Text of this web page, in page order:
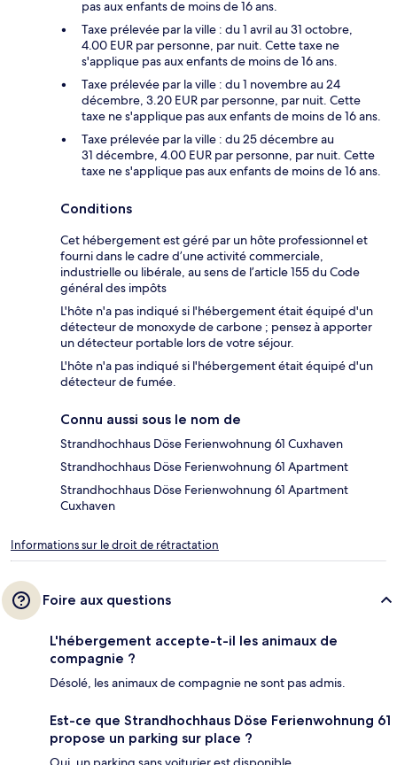
pas aux enfants de moins de 16 ans.
Taxe prélevée par la ville : du 1 avril au 31 octobre,
4.00 EUR par personne, par nuit. Cette taxe ne
s'applique pas aux enfants de moins de 16 ans.
Taxe prélevée par la ville : du 1 novembre au 24
décembre, 3.20 EUR par personne, par nuit. Cette
taxe ne s'applique pas aux enfants de moins de 16 ans.
Taxe prélevée par la ville : du 25 décembre au
31 décembre, 4.00 EUR par personne, par nuit. Cette
taxe ne s'applique pas aux enfants de moins de 16 ans.
Conditions
Cet hébergement est géré par un hôte professionnel et
fourni dans le cadre d’une activité commerciale,
industrielle ou libérale, au sens de l’article 155 du Code
général des impôts
L'hôte n'a pas indiqué si l'hébergement était équipé d'un
détecteur de monoxyde de carbone ; pensez à apporter
un détecteur portable lors de votre séjour.
L'hôte n'a pas indiqué si l'hébergement était équipé d'un
détecteur de fumée.
Connu aussi sous le nom de
Strandhochhaus Döse Ferienwohnung 61 Cuxhaven
Strandhochhaus Döse Ferienwohnung 61 Apartment
Strandhochhaus Döse Ferienwohnung 61 Apartment
Cuxhaven
Informations sur le droit de rétractation
Foire aux questions
L'hébergement accepte-t-il les animaux de
compagnie ?
Désolé, les animaux de compagnie ne sont pas admis.
Est-ce que Strandhochhaus Döse Ferienwohnung 61
propose un parking sur place ?